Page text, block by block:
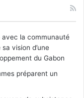
avec la communauté
vision d’une
du Gabon
préparent un